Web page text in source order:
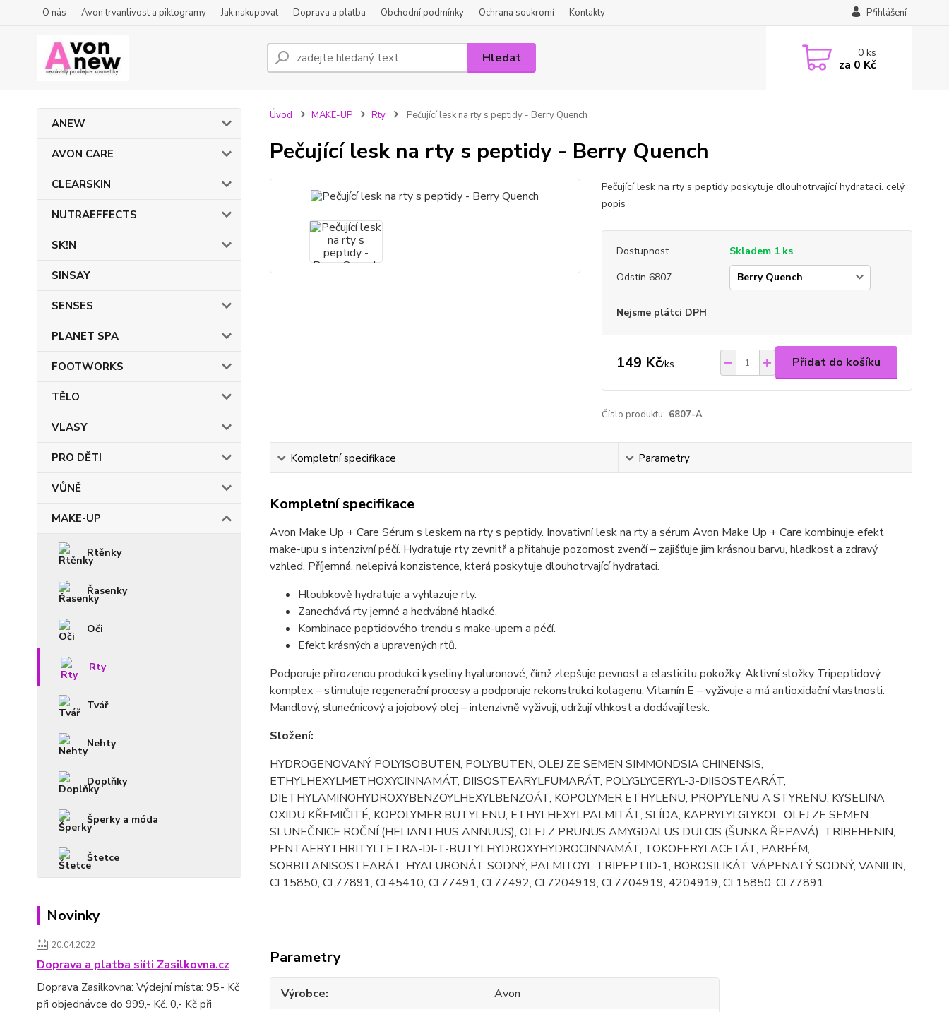
O nás Avon trvanlivost a piktogramy Jak nakupovat Doprava a platba Obchodní podmínky Ochrana soukromí Kontakty Přihlášení
Hledat 0ks
za 0 Kč
ANEW
AVON CARE
CLEARSKIN
NUTRAEFFECTS
SK!N
SINSAY
SENSES
PLANET SPA
FOOTWORKS
TĚLO
VLASY
PRO DĚTI
VŮNĚ
MAKE-UP
Rtěnky
Řasenky
Oči
Rty
Tvář
Nehty
Doplňky
Šperky a móda
Štetce
Novinky
20.04.2022
Doprava a platba siíti Zasilkovna.cz
Doprava Zasilkovna: Výdejní místa: 95,- Kč
při objednávce do 999,- Kč. 0,- Kč při
Úvod MAKE-UP Rty Pečující lesk na rty s peptidy - Berry Quench
Pečující lesk na rty s peptidy - Berry Quench
Pečující lesk na rty s peptidy poskytuje dlouhotrvající hydrataci. celý
popis
Dostupnost
Skladem 1 ks
Odstín 6807
Nejsme plátci DPH
149 Kč/ks Přidat do košíku
Číslo produktu: 6807-A
Kompletní specifikace Parametry
Kompletní specifikace
Avon Make Up + Care Sérum s leskem na rty s peptidy. Inovativní lesk na rty a sérum Avon Make Up + Care kombinuje efekt
make-upu s intenzivní péčí. Hydratuje rty zevnitř a přitahuje pozornost zvenčí – zajišťuje jim krásnou barvu, hladkost a zdravý
vzhled. Příjemná, nelepivá konzistence, která poskytuje dlouhotrvající hydrataci.
Hloubkově hydratuje a vyhlazuje rty.
Zanechává rty jemné a hedvábně hladké.
Kombinace peptidového trendu s make-upem a péčí.
Efekt krásných a upravených rtů.
Podporuje přirozenou produkci kyseliny hyaluronové, čímž zlepšuje pevnost a elasticitu pokožky. Aktivní složky Tripeptidový
komplex – stimuluje regenerační procesy a podporuje rekonstrukci kolagenu. Vitamín E – vyživuje a má antioxidační vlastnosti.
Mandlový, slunečnicový a jojobový olej – intenzivně vyživují, udržují vlhkost a dodávají lesk.
Složení:
HYDROGENOVANÝ POLYISOBUTEN, POLYBUTEN, OLEJ ZE SEMEN SIMMONDSIA CHINENSIS,
ETHYLHEXYLMETHOXYCINNAMÁT, DIISOSTEARYLFUMARÁT, POLYGLYCERYL-3-DIISOSTEARÁT,
DIETHYLAMINOHYDROXYBENZOYLHEXYLBENZOÁT, KOPOLYMER ETHYLENU, PROPYLENU A STYRENU, KYSELINA
OXIDU KŘEMIČITÉ, KOPOLYMER BUTYLENU, ETHYLHEXYLPALMITÁT, SLÍDA, KAPRYLYLGLYKOL, OLEJ ZE SEMEN
SLUNEČNICE ROČNÍ (HELIANTHUS ANNUUS), OLEJ Z PRUNUS AMYGDALUS DULCIS (ŠUNKA ŘEPAVÁ), TRIBEHENIN,
PENTAERYTHRITYLTETRA-DI-T-BUTYLHYDROXYHYDROCINNAMÁT, TOKOFERYLACETÁT, PARFÉM,
SORBITANISOSTEARÁT, HYALURONÁT SODNÝ, PALMITOYL TRIPEPTID-1, BOROSILIKÁT VÁPENATÝ SODNÝ, VANILIN,
CI 15850, CI 77891, CI 45410, CI 77491, CI 77492, CI 7204919, CI 7704919, 4204919, CI 15850, CI 77891
Parametry
Výrobce
Avon